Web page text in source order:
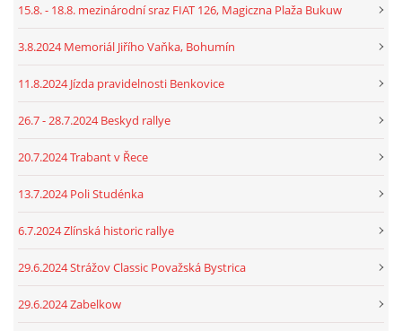
15.8. - 18.8. mezinárodní sraz FIAT 126, Magiczna Plaža Bukuw
3.8.2024 Memoriál Jiřího Vaňka, Bohumín
11.8.2024 Jízda pravidelnosti Benkovice
26.7 - 28.7.2024 Beskyd rallye
20.7.2024 Trabant v Řece
13.7.2024 Poli Studénka
6.7.2024 Zlínská historic rallye
29.6.2024 Strážov Classic Považská Bystrica
29.6.2024 Zabelkow